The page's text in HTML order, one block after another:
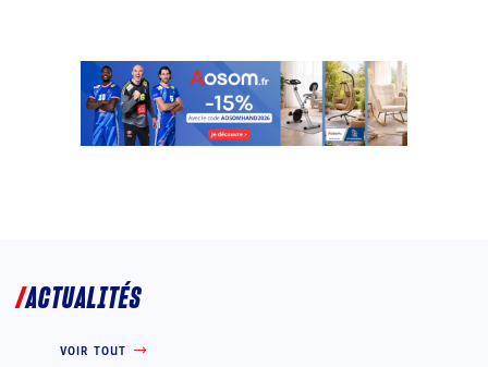
ACTUALITÉS
VOIR TOUT